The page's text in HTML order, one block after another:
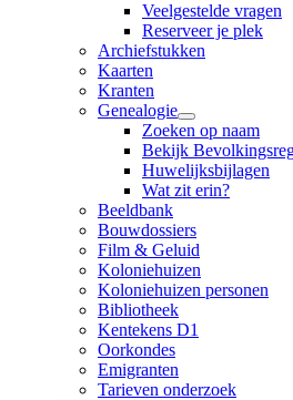
Veelgestelde vragen
Reserveer je plek
Archiefstukken
Kaarten
Kranten
Genealogie
Zoeken op naam
Bekijk
Huwelijksbijlagen
Wat zit erin?
Beeldbank
Bouwdossiers
Film & Geluid
Koloniehuizen
Koloniehuizen personen
Bibliotheek
Kentekens D1
Oorkondes
Emigranten
Tarieven onderzoek